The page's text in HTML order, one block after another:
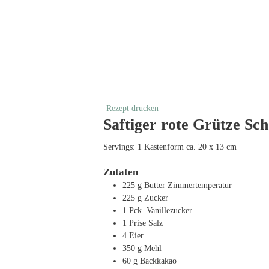
Rezept drucken
Saftiger rote Grütze
Servings: 1 Kastenform ca. 20 x 13 cm
Zutaten
225 g Butter Zimmertemperatur
225 g Zucker
1 Pck. Vanillezucker
1 Prise Salz
4 Eier
350 g Mehl
60 g Backkakao